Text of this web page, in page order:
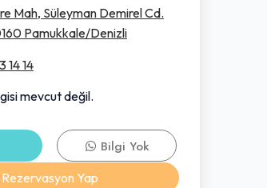
Mah, Süleyman Demirel Cd.
Pamukkale/Denizli
14 14
mevcut değil.
Bilgi Yok
Rezervasyon Yap